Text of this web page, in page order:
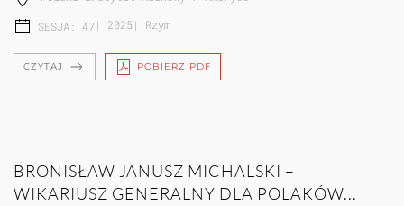
SESJA: 47 | 2025| Rzym
CZYTAJ POBIERZ PDF
BRONISŁAW JANUSZ MICHALSKI –
WIKARIUSZ GENERALNY DLA POLAKÓW...